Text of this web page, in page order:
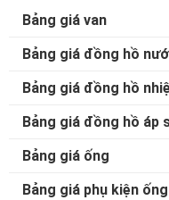
Bảng giá van
Bảng giá đồng hồ
Bảng giá đồng hồ
Bảng giá đồng hồ áp
Bảng giá ống
Bảng giá phụ kiện ống